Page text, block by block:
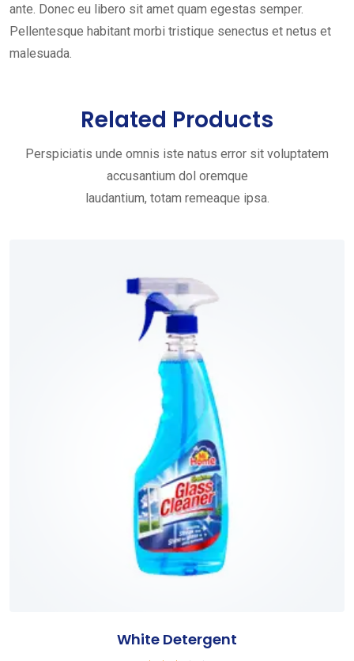
ante. Donec eu libero sit amet quam egestas semper.
Pellentesque habitant morbi tristique senectus et netus et
malesuada.
Related Products
Perspiciatis unde omnis iste natus error sit voluptatem
accusantium dol oremque
laudantium, totam remeaque ipsa.
White Detergent